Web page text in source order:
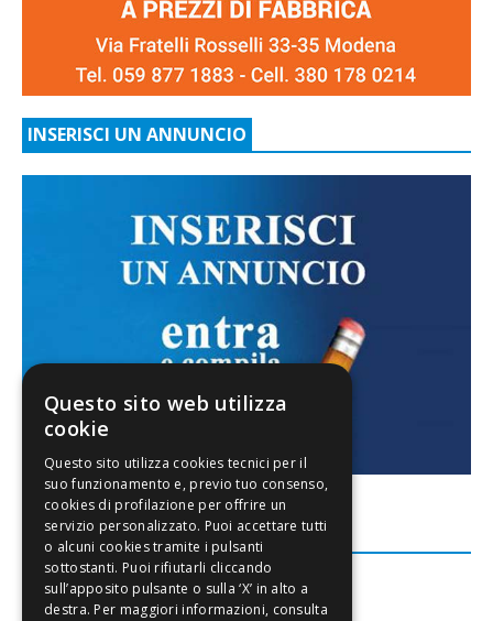
INSERISCI UN ANNUNCIO
FACEBOOK
Questo sito web utilizza
cookie